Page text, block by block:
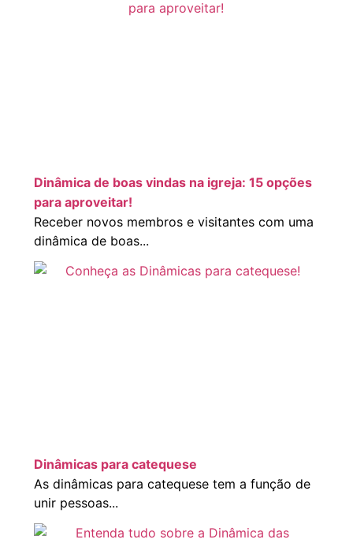
Dinâmica de boas vindas na igreja: 15 opções
para aproveitar!
Receber novos membros e visitantes com uma
dinâmica de boas...
Dinâmicas para catequese
As dinâmicas para catequese tem a função de
unir pessoas...